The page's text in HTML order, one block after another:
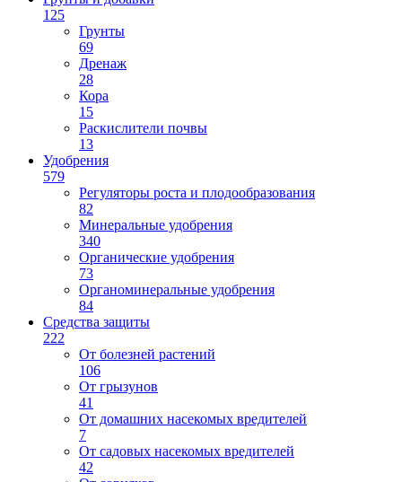
125
Грунты
69
Дренаж
28
Кора
15
Раскислители почвы
13
Удобрения
579
Регуляторы роста и плодообразования
82
Минеральные удобрения
340
Органические удобрения
73
Органоминеральные удобрения
84
Средства защиты
222
От болезней растений
106
От грызунов
41
От домашних насекомых вредителей
7
От садовых насекомых вредителей
42